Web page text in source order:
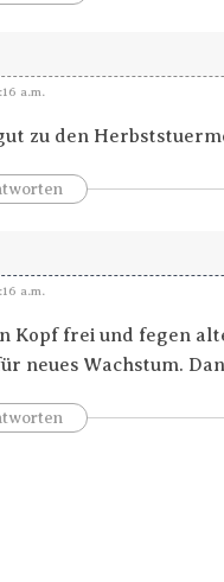
a.m.
zu den
a.m.
Kopf frei und fegen
neues Wachstum.